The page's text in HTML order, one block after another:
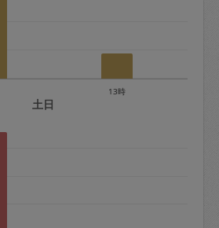
料金の設定について：
13時
土日